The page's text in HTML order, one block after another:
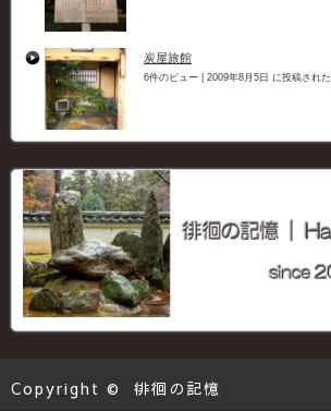
炭屋旅館
6件のビュー 2009年8月5日 に投稿された
Copyright © 徘徊の記憶